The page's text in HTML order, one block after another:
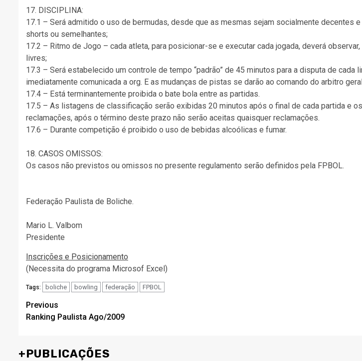
17. DISCIPLINA:
17.1 – Será admitido o uso de bermudas, desde que as mesmas sejam socialmente decentes
shorts ou semelhantes;
17.2 – Ritmo de Jogo – cada atleta, para posicionar-se e executar cada jogada, deverá
livres;
17.3 – Será estabelecido um controle de tempo “padrão” de 45 minutos para a disputa de
imediatamente comunicada a org. E as mudanças de pistas se darão ao comando do arbitro
17.4 – Está terminantemente proibida o bate bola entre as partidas.
17.5 – As listagens de classificação serão exibidas 20 minutos após o final de cada partida e
reclamações, após o término deste prazo não serão aceitas quaisquer reclamações.
17.6 – Durante competição é proibido o uso de bebidas alcoólicas e fumar.
18. CASOS OMISSOS:
Os casos não previstos ou omissos no presente regulamento serão definidos pela FPBOL.
Federação Paulista de Boliche.
Mario L. Valbom
Presidente
Inscrições e Posicionamento
(Necessita do programa Microsof Excel)
Tags: boliche bowling federação FPBOL
Post
navigation
Previous
Ranking Paulista Ago/2009
+PUBLICAÇÕES